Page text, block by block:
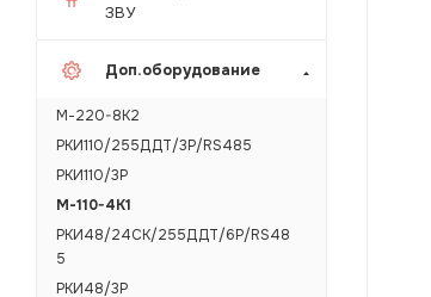
ЗВУ
Доп.оборудование
М-220-8K2
РКИ110/255ДДТ/3Р/RS485
РКИ110/3Р
М-110-4K1
РКИ48/24СК/255ДДТ/6Р/RS48
5
РКИ48/3Р